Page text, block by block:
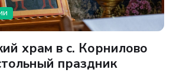
храм в с. Корнилово
праздник